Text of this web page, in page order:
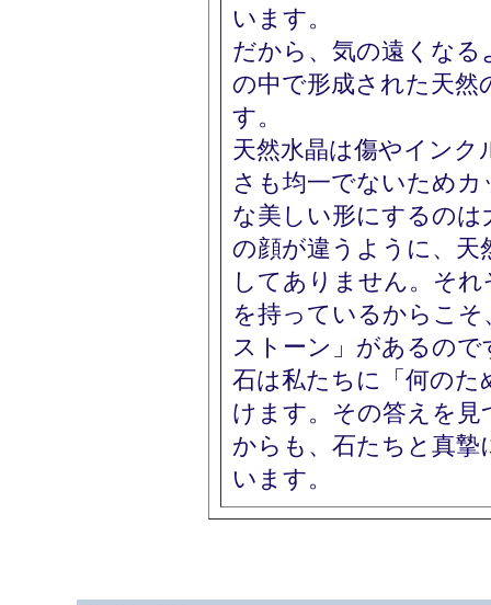
います。
だから、気の遠くな
の中で形成された天
す。
天然水晶は傷やイン
さも均一でないため
な美しい形にするの
の顔が違うように、
してありません。そ
を持っているからこ
ストーン」があるので
石は私たちに「何の
けます。その答えを
からも、石たちと真
います。